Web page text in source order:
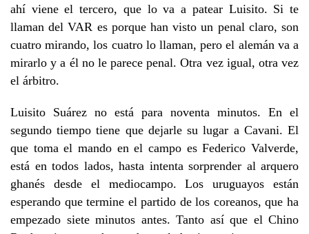
ahí viene el tercero, que lo va a patear Luisito. Si te
llaman del VAR es porque han visto un penal claro, son
cuatro mirando, los cuatro lo llaman, pero el alemán va a
mirarlo y a él no le parece penal. Otra vez igual, otra vez
el árbitro.
Luisito Suárez no está para noventa minutos. En el
segundo tiempo tiene que dejarle su lugar a Cavani. El
que toma el mando en el campo es Federico Valverde,
está en todos lados, hasta intenta sorprender al arquero
ghanés desde el mediocampo. Los uruguayos están
esperando que termine el partido de los coreanos, que ha
empezado siete minutos antes. Tanto así que el Chino